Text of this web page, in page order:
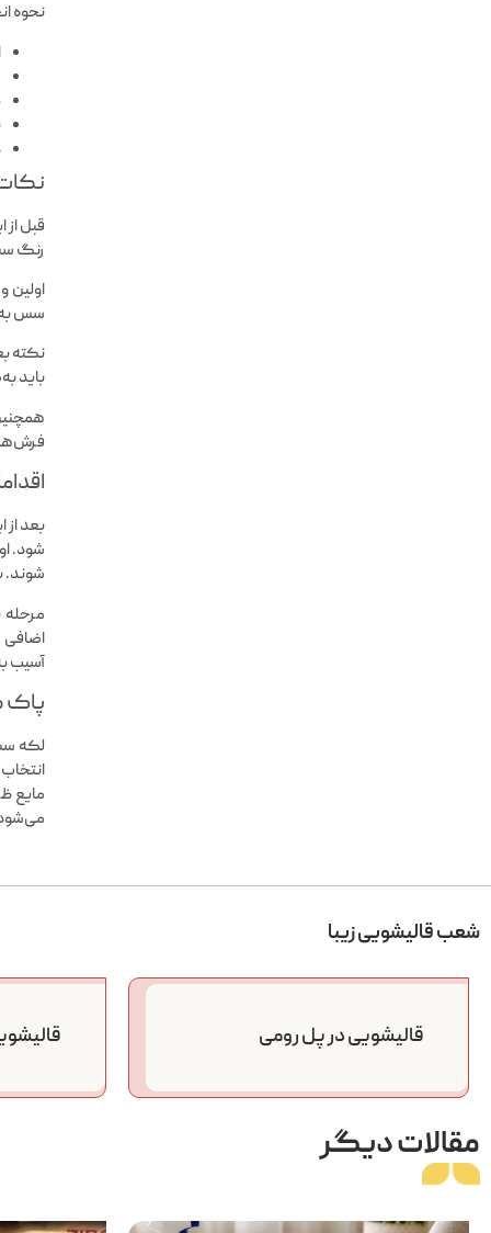
نحوه
۵
قبل
رنگ
سس
نکته
باید
بعد
شود.
شوند.
اضافی
آسیب
لکه
مایع
شعب قالیشویی زیبا
قالیشویی در پل رومی
مقالات دیگر